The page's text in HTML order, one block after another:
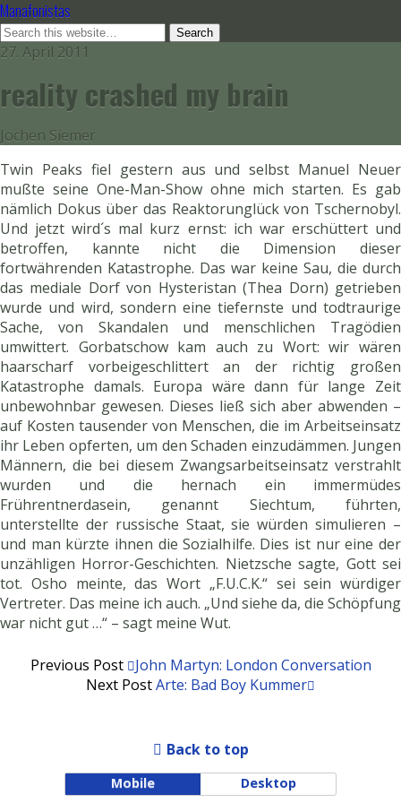
Manafonistas
27. April 2011
reality crashed my brain
Jochen Siemer
Twin Peaks fiel gestern aus und selbst Manuel Neuer
mußte seine One-Man-Show ohne mich starten. Es gab
nämlich Dokus über das Reaktorunglück von Tschernobyl.
Und jetzt wird´s mal kurz ernst: ich war erschüttert und
betroffen, kannte nicht die Dimension dieser
fortwährenden Katastrophe. Das war keine Sau, die durch
das mediale Dorf von Hysteristan (Thea Dorn) getrieben
wurde und wird, sondern eine tiefernste und todtraurige
Sache, von Skandalen und menschlichen Tragödien
umwittert. Gorbatschow kam auch zu Wort: wir wären
haarscharf vorbeigeschlittert an der richtig großen
Katastrophe damals. Europa wäre dann für lange Zeit
unbewohnbar gewesen. Dieses ließ sich aber abwenden –
auf Kosten tausender von Menschen, die im Arbeitseinsatz
ihr Leben opferten, um den Schaden einzudämmen. Jungen
Männern, die bei diesem Zwangsarbeitseinsatz verstrahlt
wurden und die hernach ein immermüdes
Frührentnerdasein, genannt Siechtum, führten,
unterstellte der russische Staat, sie würden simulieren –
und man kürzte ihnen die Sozialhilfe. Dies ist nur eine der
unzähligen Horror-Geschichten. Nietzsche sagte, Gott sei
tot. Osho meinte, das Wort „F.U.C.K.“ sei sein würdiger
Vertreter. Das meine ich auch. „Und siehe da, die Schöpfung
war nicht gut …“ – sagt meine Wut.
Previous Post
John Martyn: London Conversation
Next PostArte: Bad Boy Kummer
Back to top
Mobile Desktop